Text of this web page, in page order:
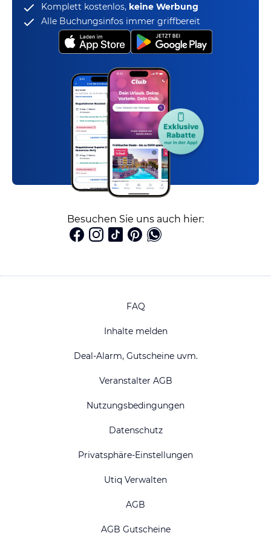
Komplett kostenlos, keine Werbung
Alle Buchungsinfos immer griffbereit
Besuchen Sie uns auch hier:
FAQ
Inhalte melden
Deal-Alarm, Gutscheine uvm.
Veranstalter AGB
Nutzungsbedingungen
Datenschutz
Privatsphäre-Einstellungen
Utiq Verwalten
AGB
AGB Gutscheine